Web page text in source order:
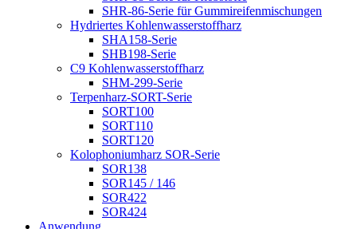
SHR-86-Serie für Gummireifenmischungen
Hydriertes Kohlenwasserstoffharz
SHA158-Serie
SHB198-Serie
C9 Kohlenwasserstoffharz
SHM-299-Serie
Terpenharz-SORT-Serie
SORT100
SORT110
SORT120
Kolophoniumharz SOR-Serie
SOR138
SOR145 / 146
SOR422
SOR424
Anwendung